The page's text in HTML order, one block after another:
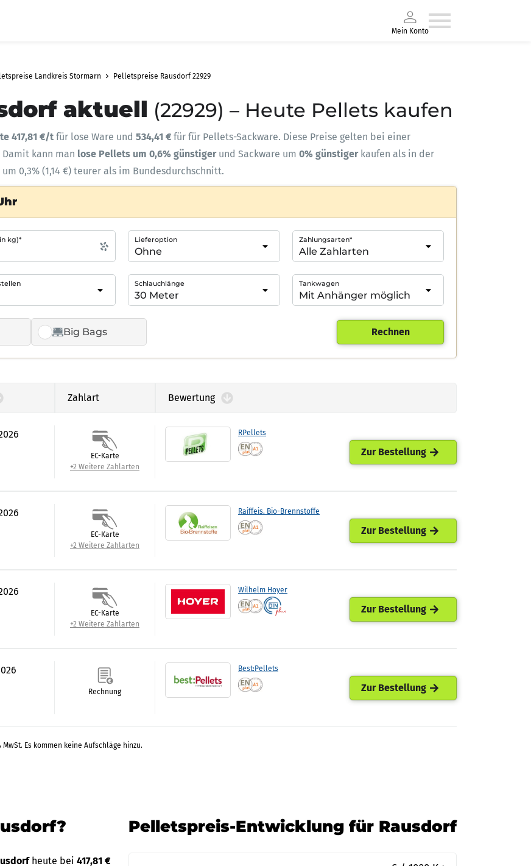
Mein Konto
Landkreis Stormarn Pelletspreise Rausdorf 22929
aktuell (22929) – Heute Pellets kaufen
417,81 €/t für lose Ware und 534,41 € für für Pellets-Sackware. Diese Preise gelten bei einer
kann man lose Pellets um 0,6% günstiger und Sackware um 0% günstigerkaufen als in der
0,3% (1,14 €) teurer als im Bundesdurchschnitt.
Big Bags
kg)* Lieferoption Zahlungsarten*
Schlauchlänge Tankwagen
Rechnen
Zahlart Bewertung
RPellets
EC-Karte
+2 Weitere Zahlarten
Zur Bestellung
Raiffeis. Bio-Brennstoffe
EC-Karte
+2 Weitere Zahlarten
Zur Bestellung
Wilhelm Hoyer
EC-Karte
+2 Weitere Zahlarten
Zur Bestellung
Best:Pellets
Rechnung Zur Bestellung
Es kommen keine Aufschläge hinzu.
heute bei 417,81 €
Pelletspreis-Entwicklung für Rausdorf